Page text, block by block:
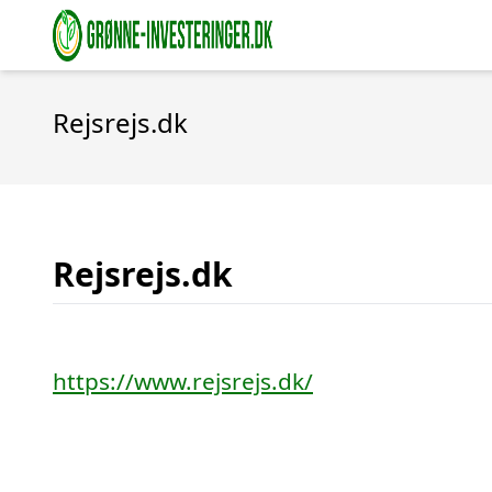
Rejsrejs.dk
Rejsrejs.dk
https://www.rejsrejs.dk/